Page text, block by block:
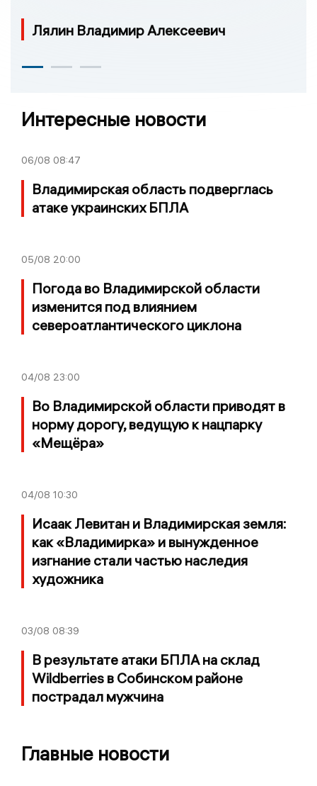
Лялин Владимир Алексеевич
Интересные новости
06/08 08:47
Владимирская область подверглась
атаке украинских БПЛА
05/08 20:00
Погода во Владимирской области
изменится под влиянием
североатлантического циклона
04/08 23:00
Во Владимирской области приводят в
норму дорогу, ведущую к нацпарку
«Мещёра»
04/08 10:30
Исаак Левитан и Владимирская земля:
как «Владимирка» и вынужденное
изгнание стали частью наследия
художника
03/08 08:39
В результате атаки БПЛА на склад
Wildberries в Собинском районе
пострадал мужчина
Главные новости